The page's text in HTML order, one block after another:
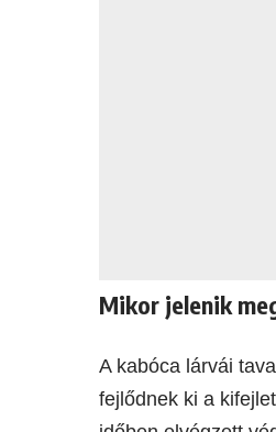
Mikor jelenik
A kabóca lárvái
fejlődnek ki a